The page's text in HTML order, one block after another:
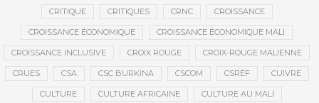
CRITIQUE CRITIQUES CRNC CROISSANCE
CROISSANCE ÉCONOMIQUE CROISSANCE ÉCONOMIQUE MALI
CROISSANCE INCLUSIVE CROIX ROUGE CROIX-ROUGE MALIENNE
CRUES CSA CSC BURKINA CSCOM CSRÉF CUIVRE
CULTURE CULTURE AFRICAINE CULTURE AU MALI